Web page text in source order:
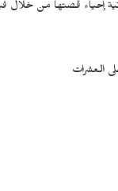
إحياء قصتها من
العشرات